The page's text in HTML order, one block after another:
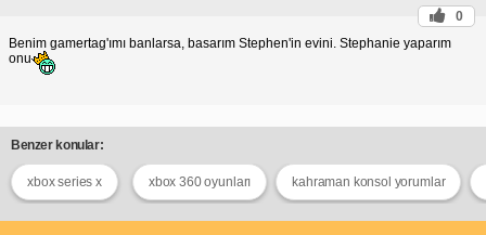
0
Benim gamertag'ımı banlarsa, basarım Stephen'in evini. Stephanie yaparım
onu
Benzer konular:
xbox series x xbox 360 oyunları kahraman konsol yorumlar